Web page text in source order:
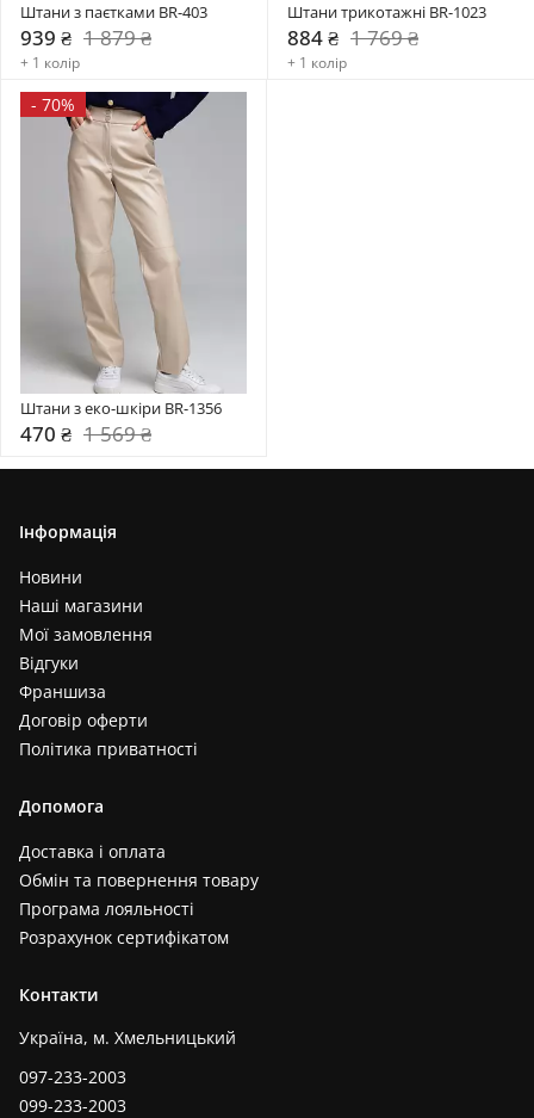
Штани з паєтками BR-403
939 ₴ 1 879 ₴
+ 1 колір
Штани трикотажні BR-1023
884 ₴ 1 769 ₴
+ 1 колір
- 70%
Штани з еко-шкіри BR-1356
470 ₴ 1 569 ₴
Інформація
Новини
Наші магазини
Мої замовлення
Відгуки
Франшиза
Договір оферти
Політика приватності
Допомога
Доставка і оплата
Обмін та повернення товару
Програма лояльності
Розрахунок сертифікатом
Контакти
Україна, м. Хмельницький
097-233-2003
099-233-2003